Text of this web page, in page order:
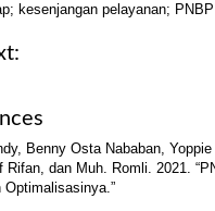
kesenjangan pelayanan;
Benny Osta Nababan,
Rifan, dan Muh. Romli. 2021.
Optimalisasinya.”